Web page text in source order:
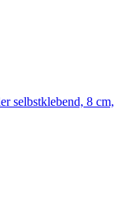
selbstklebend, 8 cm,